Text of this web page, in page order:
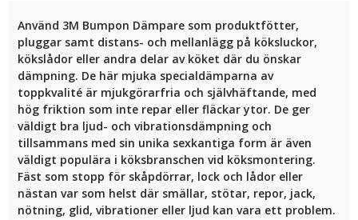
Använd 3M Bumpon Dämpare som produktfötter,
pluggar samt distans- och mellanlägg på köksluckor,
kökslådor eller andra delar av köket där du önskar
dämpning. De här mjuka specialdämparna av
toppkvalité är mjukgörarfria och självhäftande, med
hög friktion som inte repar eller fläckar ytor. De ger
väldigt bra ljud- och vibrationsdämpning och
tillsammans med sin unika sexkantiga form är även
väldigt populära i köksbranschen vid köksmontering.
Fäst som stopp för skåpdörrar, lock och lådor eller
nästan var som helst där smällar, stötar, repor, jack,
nötning, glid, vibrationer eller ljud kan vara ett problem.